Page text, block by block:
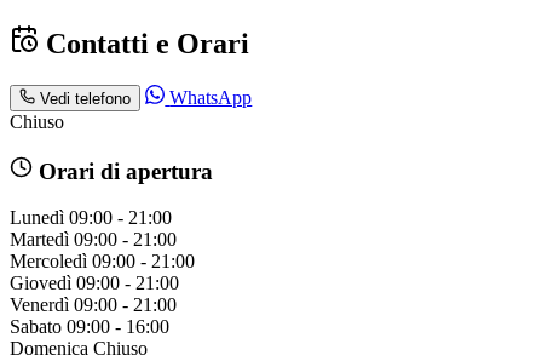
Contatti e Orari
Vedi telefono
WhatsApp
Chiuso
Orari di apertura
Lunedì 09:00 - 21:00
Martedì 09:00 - 21:00
Mercoledì 09:00 - 21:00
Giovedì 09:00 - 21:00
Venerdì 09:00 - 21:00
Sabato 09:00 - 16:00
Domenica Chiuso